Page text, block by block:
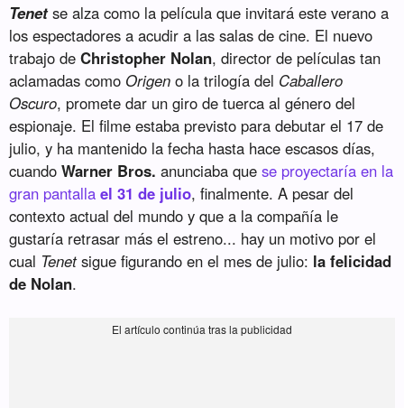
Tenetse alza como la película que invitará este verano a
los espectadores a acudir a las salas de cine. El nuevo
trabajo deChristopher Nolan, director de películas tan
aclamadas como Origen o la trilogía del Caballero
Oscuro, promete dar un giro de tuerca al género del
espionaje. El filme estaba previsto para debutar el 17 de
julio, y ha mantenido la fecha hasta hace escasos días,
cuandoWarner Bros. anunciaba quese proyectaría en la
gran pantallael 31 de julio, finalmente. A pesar del
contexto actual del mundo y que a la compañía le
gustaría retrasar más el estreno... hay un motivo por el
cual Tenetsigue figurando en el mes de julio: la felicidad
de Nolan.